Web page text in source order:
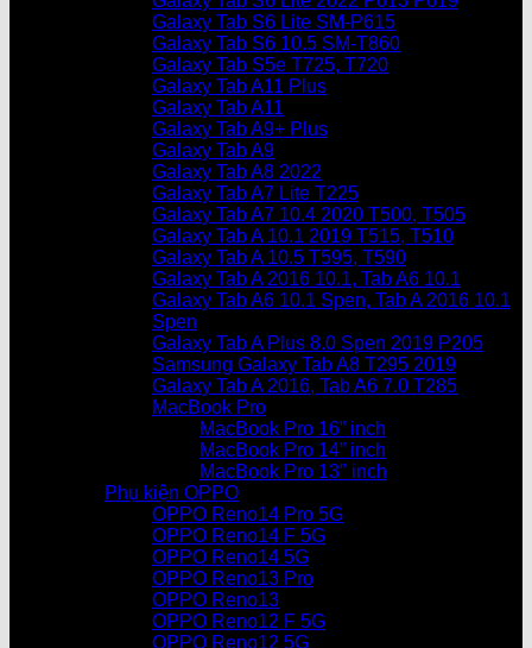
Galaxy Tab S6 Lite SM-P615
Galaxy Tab S6 10.5 SM-T860
Galaxy Tab S5e T725, T720
Galaxy Tab A11 Plus
Galaxy Tab A11
Galaxy Tab A9+ Plus
Galaxy Tab A9
Galaxy Tab A8 2022
Galaxy Tab A7 Lite T225
Galaxy Tab A7 10.4 2020 T500, T505
Galaxy Tab A 10.1 2019 T515, T510
Galaxy Tab A 10.5 T595, T590
Galaxy Tab A 2016 10.1, Tab A6 10.1
Galaxy Tab A6 10.1 Spen, Tab A 2016 10.1
Spen
Galaxy Tab A Plus 8.0 Spen 2019 P205
Samsung Galaxy Tab A8 T295 2019
Galaxy Tab A 2016, Tab A6 7.0 T285
MacBook Pro
MacBook Pro 16” inch
MacBook Pro 14” inch
MacBook Pro 13″ inch
Phụ kiện OPPO
OPPO Reno14 Pro 5G
OPPO Reno14 F 5G
OPPO Reno14 5G
OPPO Reno13 Pro
OPPO Reno13
OPPO Reno12 F 5G
OPPO Reno12 5G